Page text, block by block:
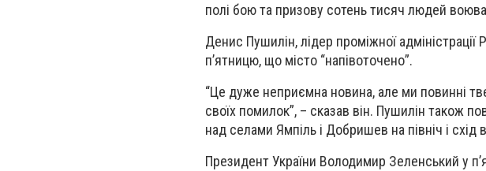
полі бою та призову сотень тисяч людей
Денис Пушилін, лідер проміжної адміністрації
п’ятницю, що місто “напівоточено”.
“Це дуже неприємна новина, але ми повинні
своїх помилок”, – сказав він. Пушилін також
над селами Ямпіль і Добришев на північ і схід
Президент України Володимир Зеленський у